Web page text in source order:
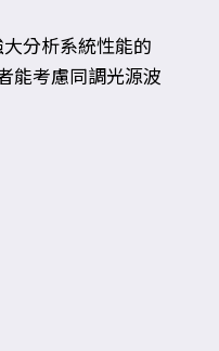
分析系統性能的
能考慮同調光源波